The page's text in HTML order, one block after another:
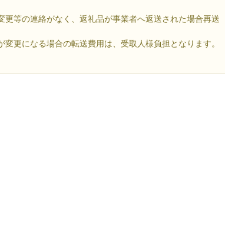
更等の連絡がなく、返礼品が事業者へ返送された場合再送
更になる場合の転送費用は、受取人様負担となります。